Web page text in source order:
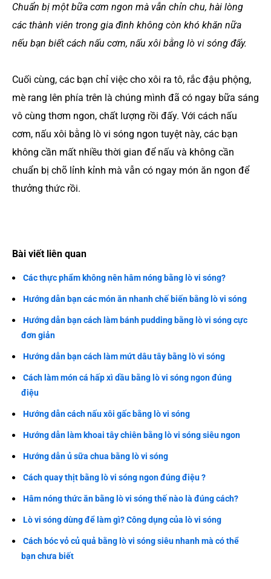
Chuẩn bị một bữa cơm ngon mà vẫn chỉn chu, hài lòng
các thành viên trong gia đình không còn khó khăn nữa
nếu bạn biết cách nấu cơm, nấu xôi bằng lò vi sóng đấy.
Cuối cùng, các bạn chỉ việc cho xôi ra tô, rắc đậu phộng,
mè rang lên phía trên là chúng mình đã có ngay bữa sáng
vô cùng thơm ngon, chất lượng rồi đấy. Với cách nấu
cơm, nấu xôi bằng lò vi sóng ngon tuyệt này, các bạn
không cần mất nhiều thời gian để nấu và không cần
chuẩn bị chõ lỉnh kỉnh mà vẫn có ngay món ăn ngon để
thưởng thức rồi.
Bài viết liên quan
Các thực phẩm không nên hâm nóng bằng lò vi sóng?
Hướng dẫn bạn các món ăn nhanh chế biến bằng lò vi sóng
Hướng dẫn bạn cách làm bánh pudding bằng lò vi sóng cực
đơn giản
Hướng dẫn bạn cách làm mứt dâu tây bằng lò vi sóng
Cách làm món cá hấp xì dầu bằng lò vi sóng ngon đúng
điệu
Hướng dẫn cách nấu xôi gấc bằng lò vi sóng
Hướng dẫn làm khoai tây chiên bằng lò vi sóng siêu ngon
Hướng dẫn ủ sữa chua bằng lò vi sóng
Cách quay thịt bằng lò vi sóng ngon đúng điệu ?
Hâm nóng thức ăn bằng lò vi sóng thế nào là đúng cách?
Lò vi sóng dùng để làm gì? Công dụng của lò vi sóng
Cách bóc vỏ củ quả bằng lò vi sóng siêu nhanh mà có thể
bạn chưa biết